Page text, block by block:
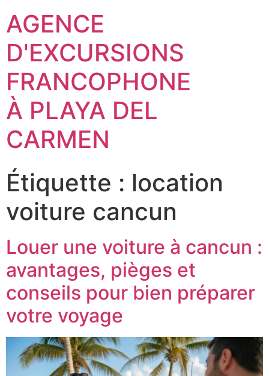
AGENCE
D'EXCURSIONS
FRANCOPHONE
À PLAYA DEL
CARMEN
Étiquette : location
voiture cancun
Louer une voiture à cancun :
avantages, pièges et
conseils pour bien préparer
votre voyage